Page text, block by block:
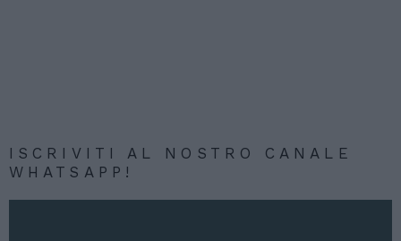
ISCRIVITI AL NOSTRO CANALE
WHATSAPP!